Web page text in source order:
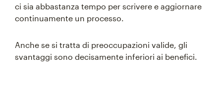
ci sia abbastanza tempo per scrivere e aggiornare
continuamente un processo.
Anche se si tratta di preoccupazioni valide, gli
svantaggi sono decisamente inferiori ai benefici.